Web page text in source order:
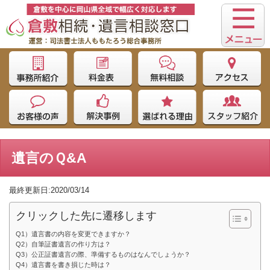
遺言のＱ&A
最終更新日:2020/03/14
クリックした先に遷移します
Q1）遺言書の内容を変更できますか？
Q2）自筆証書遺言の作り方は？
Q3）公正証書遺言の際、準備するものはなんでしょうか？
Q4）遺言書を書き損じた時は？